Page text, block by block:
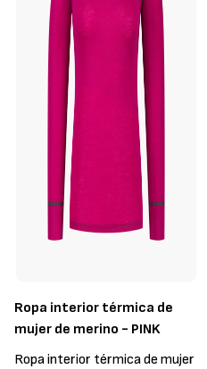
Ropa interior térmica de
mujer de merino - PINK
Ropa interior térmica de mujer